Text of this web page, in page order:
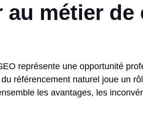
au métier
représente une opportunité
référencement naturel joue un
les avantages, les